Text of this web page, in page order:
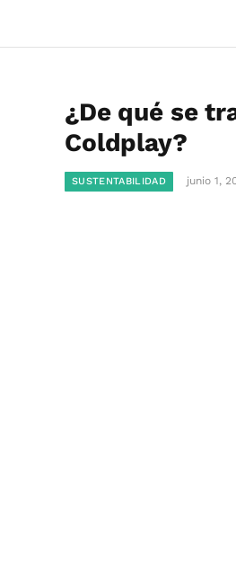
¿De qué se
Coldplay?
SUSTENTABILIDAD junio 1,